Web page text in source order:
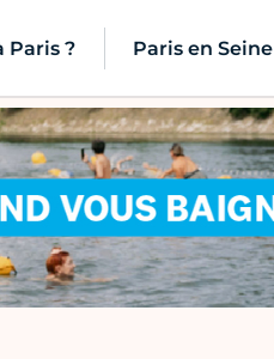
Paris ? Paris en Seine